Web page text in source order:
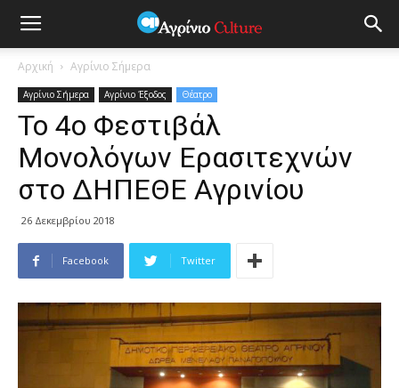
Αρχική Aγρίνιο Σήμερα
Aγρίνιο Σήμερα Αγρίνιο Έξοδος Θέατρο
Το 4ο Φεστιβάλ
Μονολόγων Ερασιτεχνών
στο ΔΗΠΕΘΕ Αγρινίου
26 Δεκεμβρίου 2018
Facebook Twitter